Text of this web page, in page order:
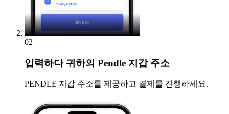
02
입력하다귀하의 Pendle 지갑 주소
PENDLE 지갑 주소를 제공하고 결제를 진행하세요.